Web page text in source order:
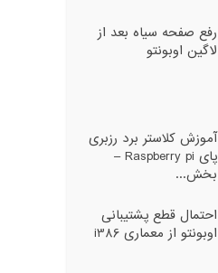
رفع صفحه سیاه بعد از
لاگین اوبونتو
آموزش کلاستر برد رزبری
پای Raspberry pi –
بخش...
احتمال قطع پشتیبانی
اوبونتو از معماری i386